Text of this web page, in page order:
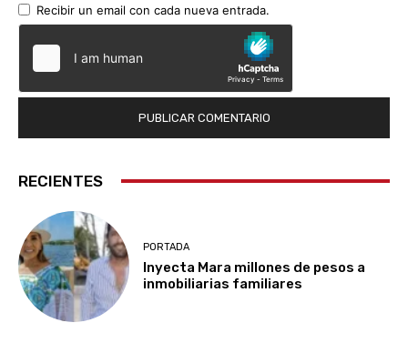
Recibir un email con cada nueva entrada.
RECIENTES
PORTADA
Inyecta Mara millones de pesos a
inmobiliarias familiares